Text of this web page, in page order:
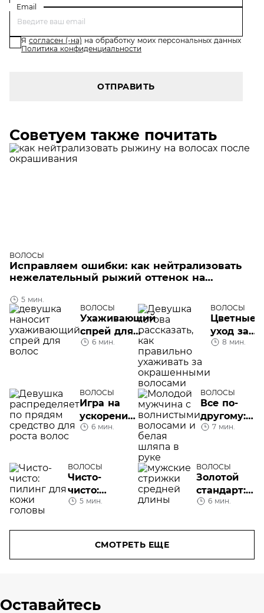
Email
Я согласен (-на) на обработку моих персональных данных
Политика конфиденциальности
ОТПРАВИТЬ
Советуем также почитать
ВОЛОСЫ
Исправляем ошибки: как нейтрализовать
нежелательный рыжий оттенок на
5 мин.
ВОЛОСЫ
Ухаживающий
спрей для
волос:
особенности,
применению
6 мин.
ВОЛОСЫ
Цветные
уход за
8 мин.
ВОЛОСЫ
Игра на
ускорение:
средство
6 мин.
ВОЛОСЫ
Все по-
другому:
типы
7 мин.
ВОЛОСЫ
Чисто-
чисто:
пилинг
головы
5 мин.
ВОЛОСЫ
Золотой
стандарт:
изучаем
стрижки
6 мин.
СМОТРЕТЬ ЕЩЕ
Оставайтесь